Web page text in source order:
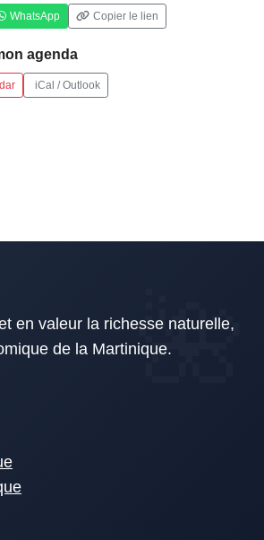
WhatsApp Copier le lien
agenda
iCal / Outlook
en valeur la richesse naturelle,
de la Martinique.